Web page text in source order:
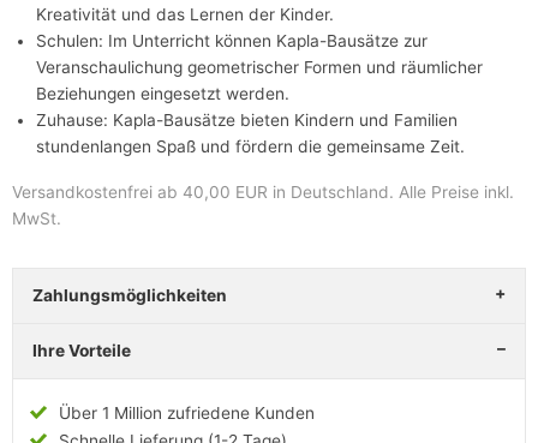
Kreativität und das Lernen der Kinder.
Schulen: Im Unterricht können Kapla-Bausätze zur
Veranschaulichung geometrischer Formen und räumlicher
Beziehungen eingesetzt werden.
Zuhause: Kapla-Bausätze bieten Kindern und Familien
stundenlangen Spaß und fördern die gemeinsame Zeit.
Versandkostenfrei ab 40,00 EUR in Deutschland. Alle Preise inkl.
MwSt.
Zahlungsmöglichkeiten
Ihre Vorteile
Über 1 Million zufriedene Kunden